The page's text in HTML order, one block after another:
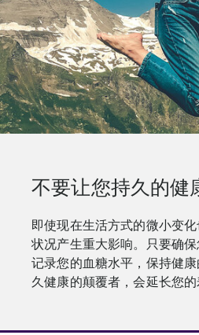
不要让您持久的健
即使现在生活方式的微小变
状况产生重大影响。只要确保
记录您的血糖水平，保持健
久健康的颠覆者，会延长您的